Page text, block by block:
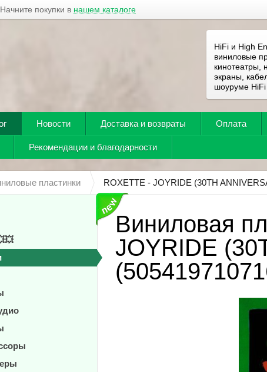
покупки в нашем каталоге
HiFi и High
виниловые
кинотеатры,
экраны,
шоуруме HiFi
Новости Доставка и возвраты Оплата
Рекомендации и благодарности
пластинки ROXETTE - JOYRIDE (30TH
Виниловая
JOYRIDE